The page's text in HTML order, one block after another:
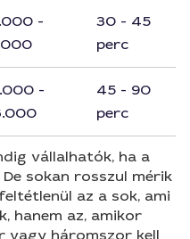
-
30 - 45
perc
-
45 - 90
perc
vállalhatók, ha a
sokan rosszul mérik
az a sok, ami
hanem az, amikor
vagy háromszor kell